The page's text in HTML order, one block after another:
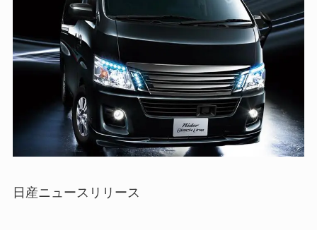
日産ニュースリリース